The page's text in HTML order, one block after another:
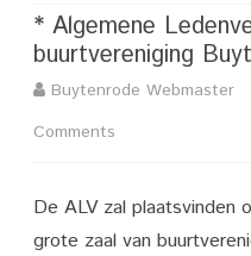
* Algemene
buurtvereniging
Buytenrode Webmaster
Comments
Algemene
De ALV zal plaatsvinden
grote zaal van